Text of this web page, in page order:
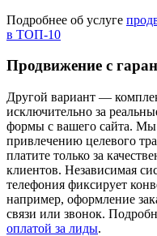
Подробнее об услуге
в ТОП-10
Продвижение с
Другой вариант —
исключительно за
формы с вашего сайта. Мы
привлечению целевого
платите только за
клиентов. Независимая
телефония фиксирует
например, оформление
связи или звонок.
оплатой за лиды.